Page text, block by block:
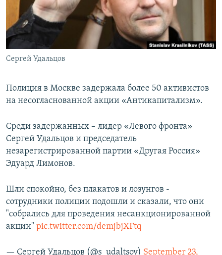
ПОБЕДИТЕЛЕЙ НЕ СУДЯТ?
КРЫМ.НЕПОКОРЕННЫЙ
УКРАИНСКАЯ ПРОБЛЕМА КРЫМА
ПРИСОЕДИНЯЙТЕСЬ!
Сергей Удальцов
Полиция в Москве задержала более 50 активистов
на несогласнованной акции «Антикапитализм».
Среди задержанных – лидер «Левого фронта»
Сергей Удальцов и председатель
незарегистрированной партии «Другая Россия»
Эдуард Лимонов.
Шли спокойно, без плакатов и лозунгов -
сотрудники полиции подошли и сказали, что они
"собрались для проведения несанкционированной
акции" pic.twitter.com/demjbjXFtq
— Сергей Удальцов (@s_udaltsov) September 23,